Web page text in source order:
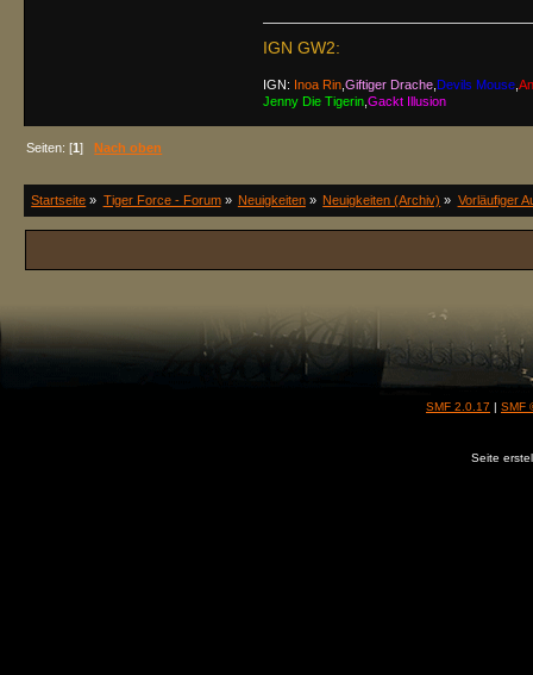
IGN GW2:
IGN: Inoa Rin, Giftiger Drache, Devils Mouse,
Jenny Die Tigerin, Gackt Illusion
Seiten: [1] Nach oben
Startseite » Tiger Force - Forum» Neuigkeiten» Neuigkeiten (Archiv) » Vorläufiger
SMF 2.0.17 | SMF
Seite